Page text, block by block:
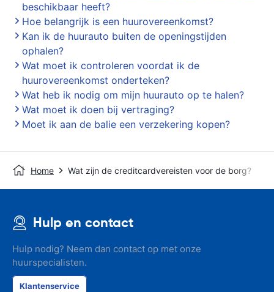
beschikbaar heeft?
Hoe belangrijk is een huurovereenkomst?
Kan ik de huurauto buiten de openingstijden
ophalen?
Wat moet ik controleren voordat ik de
huurovereenkomst onderteken?
Wat heb ik nodig om mijn huurauto op te halen?
Wat moet ik doen bij vertraging?
Moet ik aan de balie een verzekering kopen?
Home Wat zijn de creditcardvereisten voor de borg?
Hulp en contact
Hulp nodig? Neem dan contact op met onze
huurspecialisten.
Klantenservice